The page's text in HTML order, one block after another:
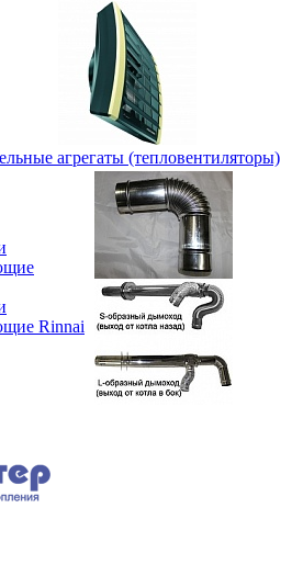
агрегаты (тепловентиляторы)
Rinnai